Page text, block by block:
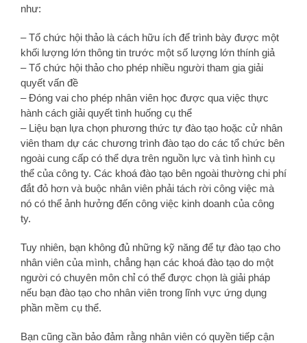
như:
– Tổ chức hội thảo là cách hữu ích để trình bày được một
khối lượng lớn thông tin trước một số lượng lớn thính giả
– Tổ chức hội thảo cho phép nhiều người tham gia giải
quyết vấn đề
– Đóng vai cho phép nhân viên học được qua việc thực
hành cách giải quyết tình huống cụ thể
– Liệu bạn lựa chọn phương thức tự đào tạo hoặc cử nhân
viên tham dự các chương trình đào tạo do các tổ chức bên
ngoài cung cấp có thể dựa trên nguồn lực và tình hình cụ
thể của công ty. Các khoá đào tạo bên ngoài thường chi phí
đắt đỏ hơn và buộc nhân viên phải tách rời công việc mà
nó có thể ảnh hưởng đến công việc kinh doanh của công
ty.
Tuy nhiên, bạn không đủ những kỹ năng để tự đào tạo cho
nhân viên của mình, chẳng hạn các khoá đào tạo do một
người có chuyên môn chỉ có thể được chọn là giải pháp
nếu bạn đào tạo cho nhân viên trong lĩnh vực ứng dụng
phần mềm cụ thể.
Bạn cũng cần bảo đảm rằng nhân viên có quyền tiếp cận